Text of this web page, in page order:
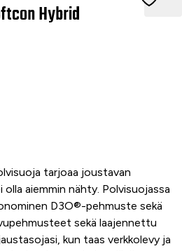
Hybrid
tarjoaa joustavan
aiemmin nähty. Polvisuojassa
D3O®-pehmuste sekä
sekä laajennettu
kun taas verkkolevy ja